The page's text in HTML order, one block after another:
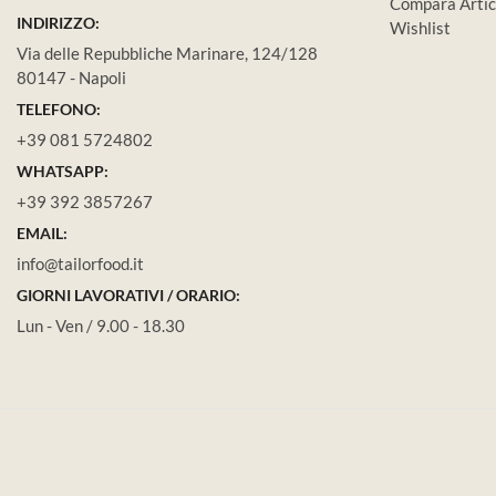
INDIRIZZO:
Via delle Repubbliche Marinare, 124/128
80147 - Napoli
TELEFONO:
+39 081 5724802
WHATSAPP:
+39 392 3857267
EMAIL:
info@tailorfood.it
GIORNI LAVORATIVI / ORARIO:
Lun - Ven / 9.00 - 18.30
Wishlist